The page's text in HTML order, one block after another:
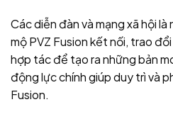
Các diễn đàn và mạng xã hội
mộ PVZ Fusion kết nối, trao
hợp tác để tạo ra những bản
động lực chính giúp duy trì và
Fusion.